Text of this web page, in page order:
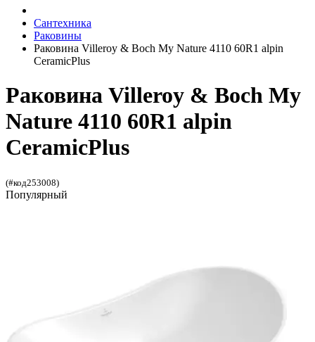
Сантехника
Раковины
Раковина Villeroy & Boch My Nature 4110 60R1 alpin
CeramicPlus
Раковина Villeroy & Boch My
Nature 4110 60R1 alpin
CeramicPlus
(#код253008)
Популярный